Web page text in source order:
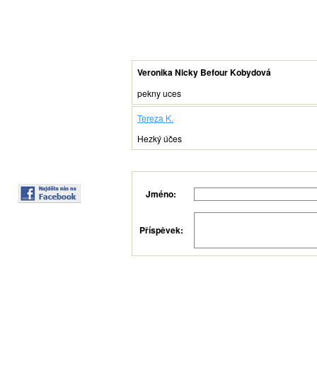
Veronika Nicky Befour Kobydová
pekny uces
Tereza K.
Hezký účes
Jméno:
Příspěvek: